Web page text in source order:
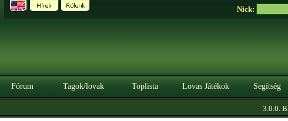
Nick:
Fórum Tagok/lovak Toplista Lovas Játékok Segítség
3.0.0.